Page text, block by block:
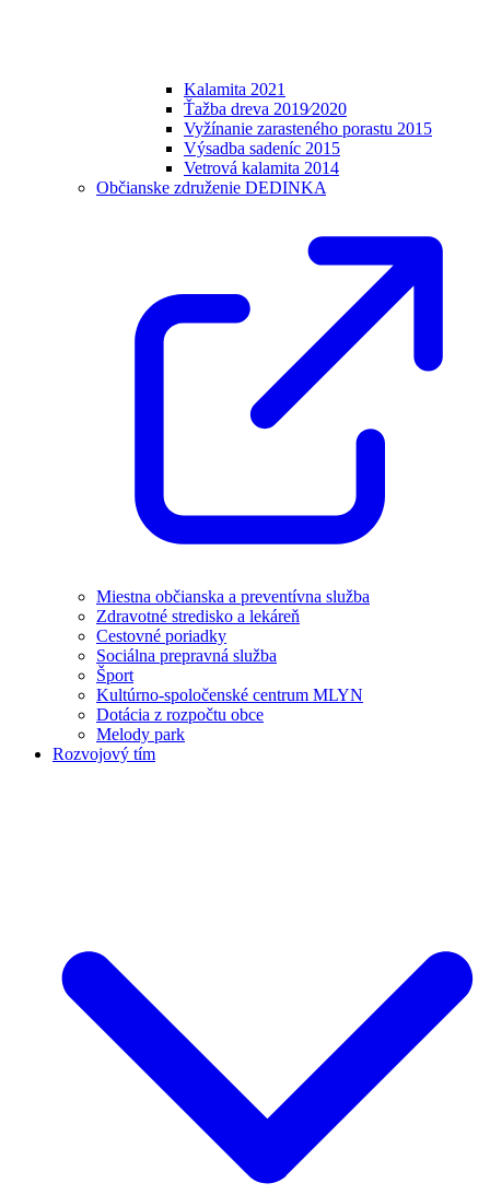
Kalamita 2021
Ťažba dreva 2019⁄2020
Vyžínanie zarasteného porastu 2015
Výsadba sadeníc 2015
Vetrová kalamita 2014
Občianske združenie DEDINKA
Miestna občianska a preventívna služba
Zdravotné stredisko a lekáreň
Cestovné poriadky
Sociálna prepravná služba
Šport
Kultúrno-spoločenské centrum MLYN
Dotácia z rozpočtu obce
Melody park
Rozvojový tím